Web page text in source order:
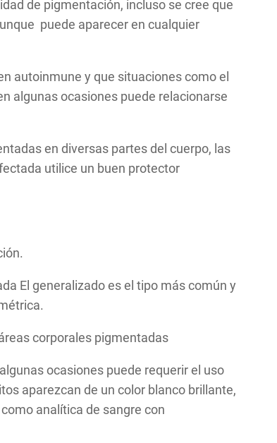
de pigmentación, incluso se cree que
puede aparecer en cualquier
autoinmune y que situaciones como el
algunas ocasiones puede relacionarse
en diversas partes del cuerpo, las
utilice un buen protector
El generalizado es el tipo más común y
corporales pigmentadas
ocasiones puede requerir el uso
aparezcan de un color blanco brillante,
analítica de sangre con